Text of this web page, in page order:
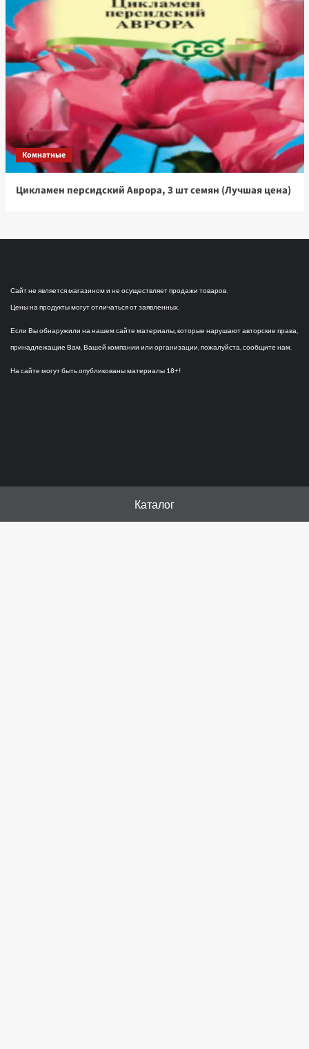
Комнатные
Цикламен персидский Аврора, 3 шт семян (Лучшая цена)
Сайт не является магазином и не осуществляет продажи товаров.
Цены на продукты могут отличаться от заявленных.
Если Вы обнаружили на нашем сайте материалы, которые нарушают авторские права,
принадлежащие Вам, Вашей компании или организации, пожалуйста, сообщите нам.
На сайте могут быть опубликованы материалы 18+!
Каталог